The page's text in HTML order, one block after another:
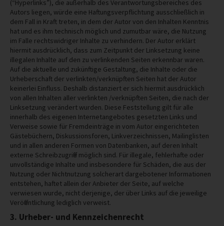
(“Hyperlinks”), die außerhalb des Verantwortungsbereiches des
Autors liegen, würde eine Haftungsverpflichtung ausschließlich in
dem Fall in Kraft treten, in dem der Autor von den Inhalten Kenntnis
hat und es ihm technisch möglich und zumutbar wäre, die Nutzung
im Falle rechtswidriger Inhalte zu verhindern. Der Autor erklärt
hiermit ausdrücklich, dass zum Zeitpunkt der Linksetzung keine
illegalen Inhalte auf den zu verlinkenden Seiten erkennbar waren.
Auf die aktuelle und zukünftige Gestaltung, die Inhalte oder die
Urheberschaft der verlinkten/verknüpften Seiten hat der Autor
keinerlei Einfluss. Deshalb distanziert er sich hiermit ausdrücklich
von allen Inhalten aller verlinkten /verknüpften Seiten, die nach der
Linksetzung verändert wurden. Diese Feststellung gilt für alle
innerhalb des eigenen Internetangebotes gesetzten Links und
Verweise sowie für Fremdeinträge in vom Autor eingerichteten
Gästebüchern, Diskussionsforen, Linkverzeichnissen, Mailinglisten
und in allen anderen Formen von Datenbanken, auf deren Inhalt
externe Schreibzugriffe möglich sind. Für illegale, fehlerhafte oder
unvollständige Inhalte und insbesondere für Schäden, die aus der
Nutzung oder Nichtnutzung solcherart dargebotener Informationen
entstehen, haftet allein der Anbieter der Seite, auf welche
verwiesen wurde, nicht derjenige, der über Links auf die jeweilige
Veröffentlichung lediglich verweist.
3. Urheber- und Kennzeichenrecht